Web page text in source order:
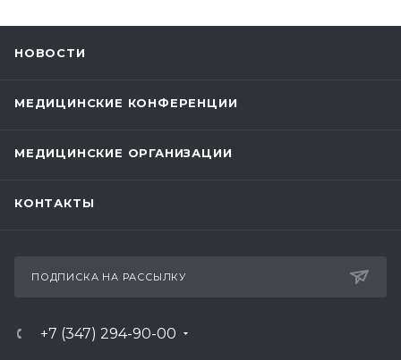
НОВОСТИ
МЕДИЦИНСКИЕ КОНФЕРЕНЦИИ
МЕДИЦИНСКИЕ ОРГАНИЗАЦИИ
КОНТАКТЫ
ПОДПИСКА НА РАССЫЛКУ
+7 (347) 294-90-00